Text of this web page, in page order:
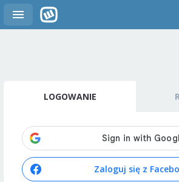
LOGOWANIE
Zaloguj się z